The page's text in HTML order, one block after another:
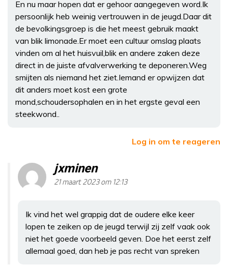
En nu maar hopen dat er gehoor aangegeven word.Ik
persoonlijk heb weinig vertrouwen in de jeugd.Daar dit
de bevolkingsgroep is die het meest gebruik maakt
van blik limonade.Er moet een cultuur omslag plaats
vinden om al het huisvuil,blik en andere zaken deze
direct in de juiste afvalverwerking te deponeren.Weg
smijten als niemand het ziet.Iemand er opwijzen dat
dit anders moet kost een grote
mond,schoudersophalen en in het ergste geval een
steekwond..
Log in om te reageren
jxminen
21 maart 2023 om 12:13
Ik vind het wel grappig dat de oudere elke keer
lopen te zeiken op de jeugd terwijl zij zelf vaak ook
niet het goede voorbeeld geven. Doe het eerst zelf
allemaal goed, dan heb je pas recht van spreken